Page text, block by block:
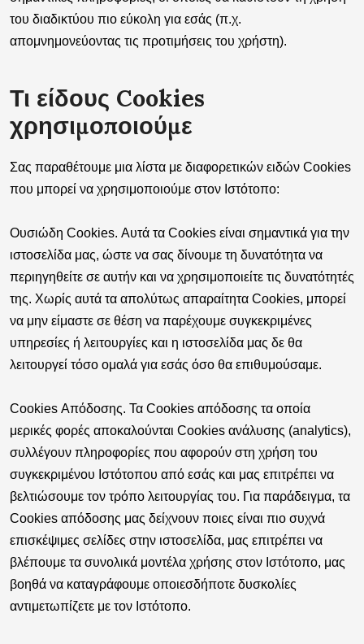
του διαδικτύου πιο εύκολη για εσάς (π.χ.
απομνημονεύοντας τις προτιμήσεις του χρήστη).
Τι είδους Cookies
χρησιμοποιούμε
Σας παραθέτουμε μια λίστα με διαφορετικών ειδών Cookies
που μπορεί να χρησιμοποιούμε στον Ιστότοπο:
Ουσιώδη Cookies. Αυτά τα Cookies είναι σημαντικά για την
ιστοσελίδα μας, ώστε να σας δίνουμε τη δυνατότητα να
περιηγηθείτε σε αυτήν και να χρησιμοποιείτε τις δυνατότητές
της. Χωρίς αυτά τα απολύτως απαραίτητα Cookies, μπορεί
να μην είμαστε σε θέση να παρέχουμε συγκεκριμένες
υπηρεσίες ή λειτουργίες και η ιστοσελίδα μας δε θα
λειτουργεί τόσο ομαλά για εσάς όσο θα επιθυμούσαμε.
Cookies Απόδοσης. Τα Cookies απόδοσης τα οποία
μερικές φορές αποκαλούνται Cookies ανάλυσης (analytics),
συλλέγουν πληροφορίες που αφορούν στη χρήση του
συγκεκριμένου Ιστότοπου από εσάς και μας επιτρέπει να
βελτιώσουμε τον τρόπο λειτουργίας του. Για παράδειγμα, τα
Cookies απόδοσης μας δείχνουν ποιες είναι πιο συχνά
επισκέψιμες σελίδες στην ιστοσελίδα, μας επιτρέπει να
βλέπουμε τα συνολικά μοντέλα χρήσης στον Ιστότοπο, μας
βοηθά να καταγράφουμε οποιεσδήποτε δυσκολίες
αντιμετωπίζετε με τον Ιστότοπο.